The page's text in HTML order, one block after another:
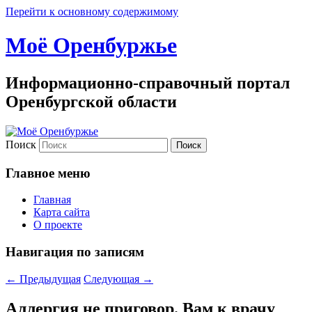
Перейти к основному содержимому
Моё Оренбуржье
Информационно-справочный портал
Оренбургской области
Поиск
Главное меню
Главная
Карта сайта
О проекте
Навигация по записям
← Предыдущая Следующая →
Аллергия не приговор. Вам к врачу